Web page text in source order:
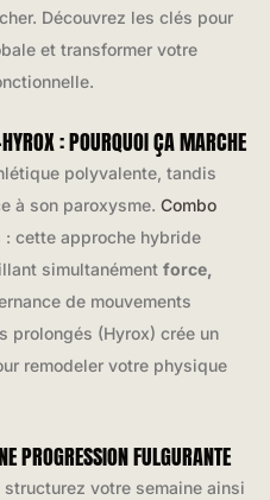
Découvrez les clés pour
et transformer votre
: POURQUOI ÇA MARCHE
polyvalente, tandis
à son paroxysme. Combo
: cette approche hybride
simultanément force,
de mouvements
prolongés (Hyrox) crée un
remodeler votre physique
PROGRESSION FULGURANTE
votre semaine ainsi